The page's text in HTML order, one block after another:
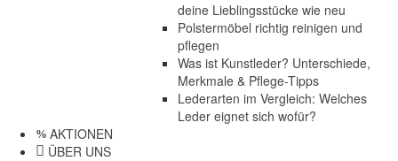
deine Lieblingsstücke wie neu​
Polstermöbel richtig reinigen und
pflegen
Was ist Kunstleder? Unterschiede,
Merkmale & Pflege-Tipps
Lederarten im Vergleich: Welches
Leder eignet sich wofür?
AKTIONEN
ÜBER UNS